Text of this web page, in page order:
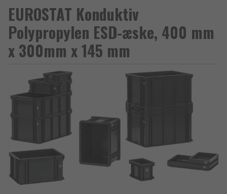
EUROSTAT Konduktiv
Polypropylen ESD-æske, 400 mm
x 300mm x 145 mm